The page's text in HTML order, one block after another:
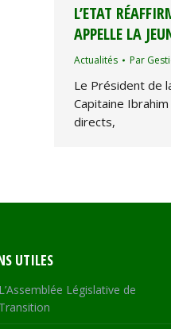
L’ETAT
APPELLE LA
Actualités Par
Le Président de
Capitaine
directs,
UTILES
L’Assemblée Législative de
Transition